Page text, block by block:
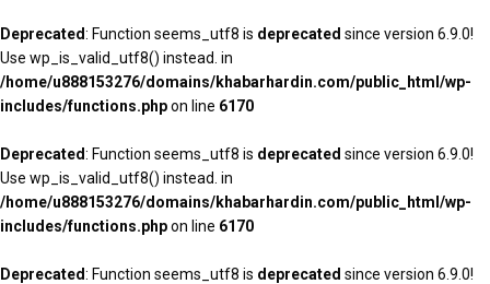
Deprecated: Function seems_utf8 is deprecated since version 6.9.0!
Use wp_is_valid_utf8() instead. in
/home/u888153276/domains/khabarhardin.com/public_html/wp-
includes/functions.phpon line 6170
Deprecated: Function seems_utf8 is deprecated since version 6.9.0!
Use wp_is_valid_utf8() instead. in
/home/u888153276/domains/khabarhardin.com/public_html/wp-
includes/functions.phpon line 6170
Deprecated: Function seems_utf8 is deprecated since version 6.9.0!